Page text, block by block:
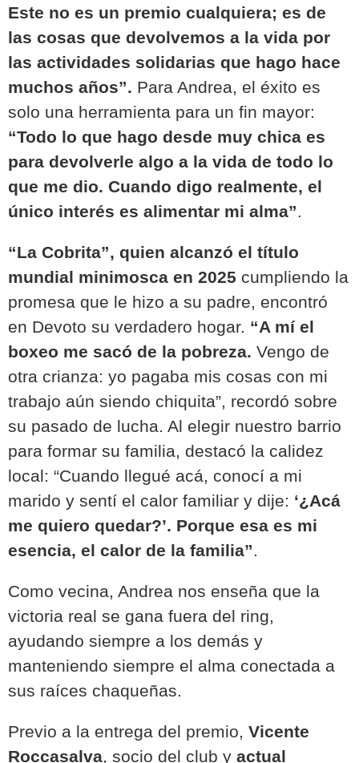
Este no es un premio cualquiera; es de
las cosas que devolvemos a la vida por
las actividades solidarias que hago hace
muchos años”. Para Andrea, el éxito es
solo una herramienta para un fin mayor:
“Todo lo que hago desde muy chica es
para devolverle algo a la vida de todo lo
que me dio. Cuando digo realmente, el
único interés es alimentar mi alma”.
“La Cobrita”, quien alcanzó el título
mundial minimosca en 2025 cumpliendo la
promesa que le hizo a su padre, encontró
en Devoto su verdadero hogar. “A mí el
boxeo me sacó de la pobreza. Vengo de
otra crianza: yo pagaba mis cosas con mi
trabajo aún siendo chiquita”, recordó sobre
su pasado de lucha. Al elegir nuestro barrio
para formar su familia, destacó la calidez
local: “Cuando llegué acá, conocí a mi
marido y sentí el calor familiar y dije: ‘¿Acá
me quiero quedar?’. Porque esa es mi
esencia, el calor de la familia”.
Como vecina, Andrea nos enseña que la
victoria real se gana fuera del ring,
ayudando siempre a los demás y
manteniendo siempre el alma conectada a
sus raíces chaqueñas.
Previo a la entrega del premio, Vicente
Roccasalva, socio del club y actual